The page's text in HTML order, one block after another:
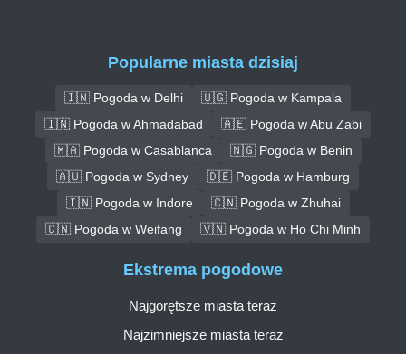
Popularne miasta dzisiaj
🇮🇳 Pogoda w Delhi
🇺🇬 Pogoda w Kampala
🇮🇳 Pogoda w Ahmadabad
🇦🇪 Pogoda w Abu Zabi
🇲🇦 Pogoda w Casablanca
🇳🇬 Pogoda w Benin
🇦🇺 Pogoda w Sydney
🇩🇪 Pogoda w Hamburg
🇮🇳 Pogoda w Indore
🇨🇳 Pogoda w Zhuhai
🇨🇳 Pogoda w Weifang
🇻🇳 Pogoda w Ho Chi Minh
Ekstrema pogodowe
Najgorętsze miasta teraz
Najzimniejsze miasta teraz